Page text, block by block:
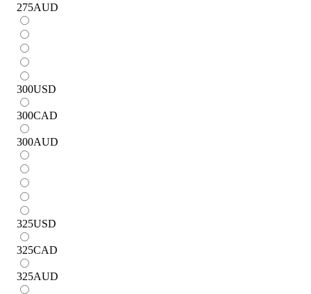
275AUD
300USD
300CAD
300AUD
325USD
325CAD
325AUD